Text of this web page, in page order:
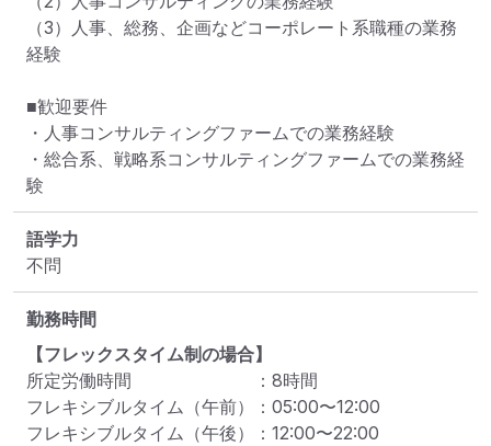
（3）人事、総務、企画などコーポレート系職種の業務
経験
■歓迎要件
・人事コンサルティングファームでの業務経験
・総合系、戦略系コンサルティングファームでの業務経
験
語学力
不問
勤務時間
【フレックスタイム制の場合】
所定労働時間
： 8時間
フレキシブルタイム（午前）
： 05:00〜12:00
フレキシブルタイム（午後）
： 12:00〜22:00